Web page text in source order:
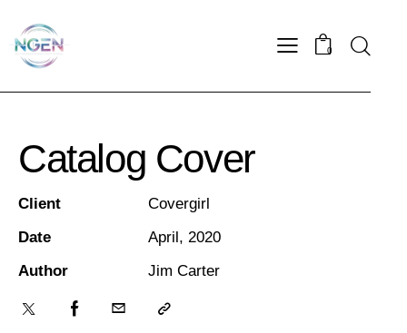
0
Catalog Cover
Client
Covergirl
Date
April, 2020
Author
Jim Carter